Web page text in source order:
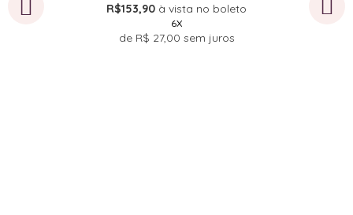
R$153,90 à vista no boleto
6X
de R$ 27,00 sem juros